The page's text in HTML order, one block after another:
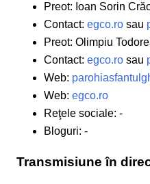
Preot: Ioan Sorin
Contact: egco.ro sau
Preot: Olimpiu
Contact: egco.ro sau
Web:
Web: egco.ro
Reţele sociale: -
Bloguri: -
Transmisiune în